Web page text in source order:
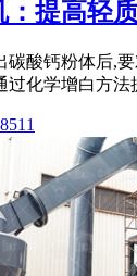
：提高轻
碳酸钙粉体后,
过化学增白方法